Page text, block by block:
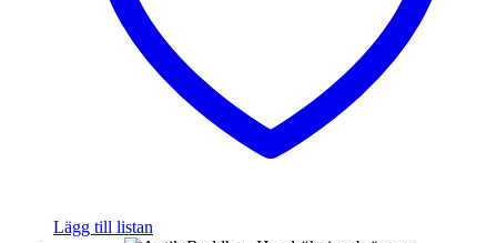
Lägg till listan